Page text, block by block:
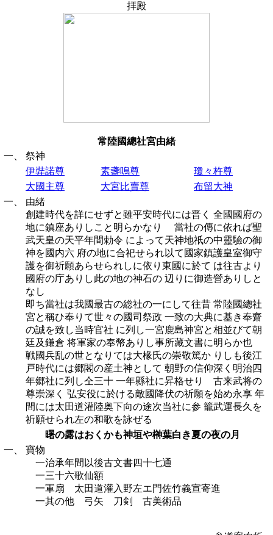
拝殿
常陸國總社宮由緒
一、
祭神
伊弉諾尊
素盞嗚尊
瓊々杵尊
大國主尊
大宮比賣尊
布留大神
一、
由緒
創建時代を詳にせずと雖平安時代には晋く 全國國府の
地に鎮座ありしこと明らかなり 當社の傳に依れば聖
武天皇の天平年間勅令 によって天神地祇の中靈驗の御
神を國内六 府の地に合祀せられ以て國家鎮護皇室御守
護を御祈願あらせられしに依り東國に於て は往古より
國府の庁ありし此の地の神石の 辺りに御造營ありしと
なし
即ち當社は我國最古の総社の一にして往昔 常陸國總社
宮と稱ひ奉りて世々の國司祭政 一致の大典に基き奉齋
の誠を致し当時官社 に列し一宮鹿島神宮と相並びて朝
廷及鎌倉 将軍家の奉幣ありし事所藏文書に明らか也
戦國兵乱の世となりては大椽氏の崇敬篤か りしも後江
戸時代には郷閣の産土神として 朝野の信仰深く明治四
年郷社に列し仝三十 一年縣社に昇格せり 古来武将の
尊崇深く 弘安役に於ける敵國降伏の祈願を始め永享 年
間には太田道灌陸奥下向の途次当社に参 籠武運長久を
祈願せられ左の和歌を詠ぜる
曙の露はおくかも神垣や榊葉白き夏の夜の月
一、
寶物
一治承年間以後古文書四十七通
一三十六歌仙額
一軍扇 太田道灌入野左エ門佐竹義宣寄進
一其の他 弓矢 刀剣 古美術品